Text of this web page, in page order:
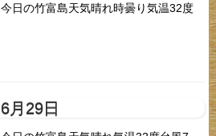
今日の竹富島天気晴れ時曇り気温32度
6月29日